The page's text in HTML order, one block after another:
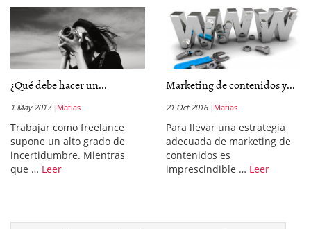
¿Qué debe hacer un...
1 May 2017 Matias
Trabajar como freelance
supone un alto grado de
incertidumbre. Mientras
que … Leer
Marketing de contenidos y...
21 Oct 2016 Matias
Para llevar una estrategia
adecuada de marketing de
contenidos es
imprescindible … Leer